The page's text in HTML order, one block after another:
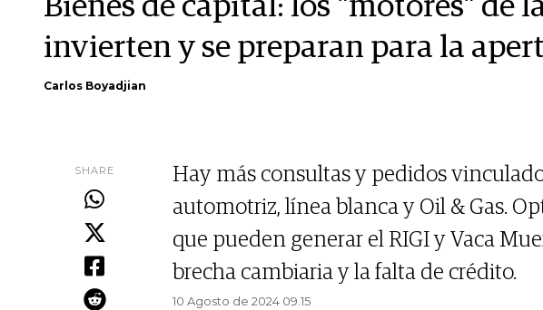
Bienes de capital: los "motores" de
invierten y se preparan para la
Carlos Boyadjian
SHARE
Hay más consultas y pedidos
automotriz, línea blanca y Oil & Gas.
que pueden generar el RIGI y Vaca
brecha cambiaria y la falta de crédito.
10 Agosto de 2024 09.15